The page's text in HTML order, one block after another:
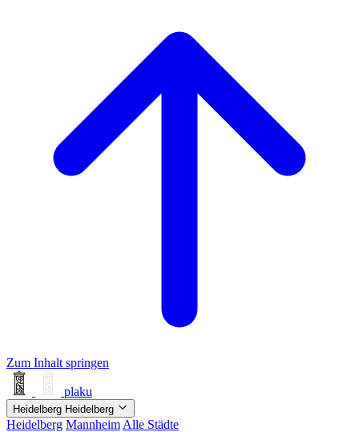
Zum Inhalt springen
plaku
Heidelberg Heidelberg
Heidelberg Mannheim Alle Städte